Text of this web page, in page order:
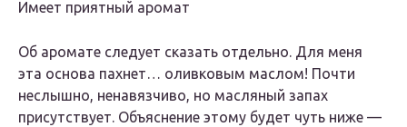
Имеет приятный аромат
Об аромате следует сказать отдельно. Для меня
эта основа пахнет… оливковым маслом! Почти
неслышно, ненавязчиво, но масляный запах
присутствует. Объяснение этому будет чуть ниже —